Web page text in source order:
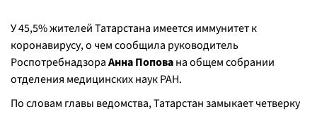
У 45,5% жителей Татарстана имеется иммунитет к
коронавирусу, о чем сообщила руководитель
РоспотребнадзораАнна Попована общем собрании
отделения медицинских наук РАН.
По словам главы ведомства, Татарстан замыкает четверку